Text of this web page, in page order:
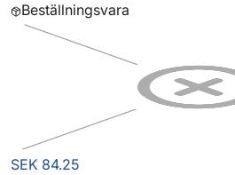
Beställningsvara
SEK 84.25